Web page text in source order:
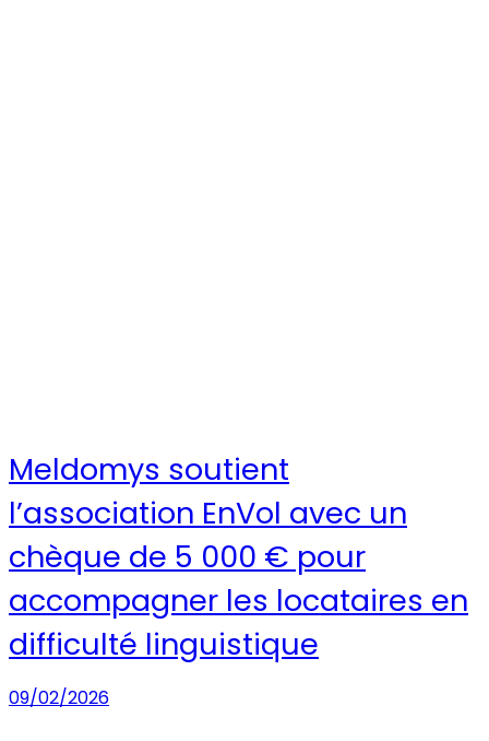
Meldomys soutient
l’association EnVol avec un
chèque de 5 000 € pour
accompagner les locataires en
difficulté linguistique
09/02/2026